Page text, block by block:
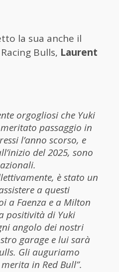
la sua anche il
Bulls, Laurent
orgogliosi che Yuki
passaggio in
l’anno scorso, e
del 2025, sono
è stato un
a questi
a Faenza e a Milton
positività di Yuki
angolo dei nostri
garage e lui sarà
Gli auguriamo
in Red Bull”.